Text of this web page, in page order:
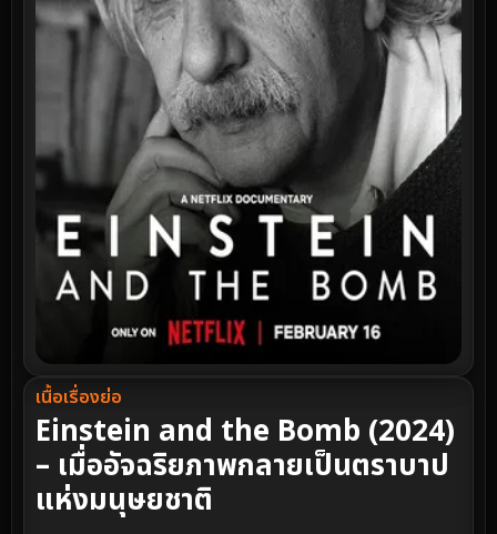
เนื้อเรื่องย่อ
Einstein and the Bomb (2024)
– เมื่ออัจฉริยภาพกลายเป็นตราบาป
แห่งมนุษยชาติ